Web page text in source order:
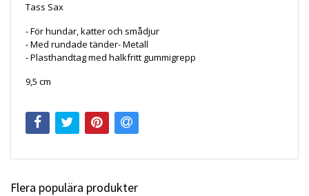
Tass Sax
-För hundar, katter och smådjur
- Med rundade tänder- Metall
- Plasthandtag med halkfritt gummigrepp
9,5 cm
Flera populära produkter